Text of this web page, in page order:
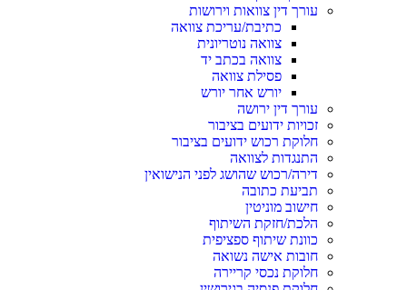
עורך דין צוואות וירושות
כתיבת/עריכת צוואה
צוואה נוטריונית
צוואה בכתב יד
פסילת צוואה
יורש אחר יורש
עורך דין ירושה
זכויות ידועים בציבור
חלוקת רכוש ידועים בציבור
התנגדות לצוואה
דירה/רכוש שהושג לפני הנישואין
תביעת כתובה
חישוב מוניטין
הלכת/חזקת השיתוף
כוונת שיתוף ספציפית
חובות אישה נשואה
חלוקת נכסי קריירה